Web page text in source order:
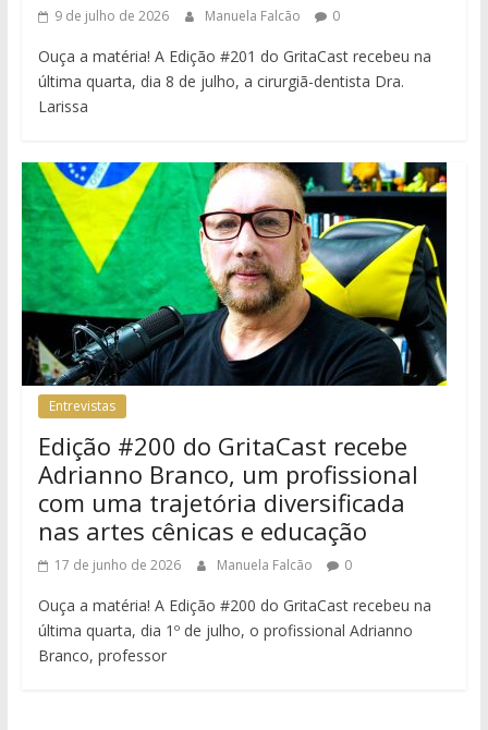
9 de julho de 2026 Manuela Falcão 0
Ouça a matéria! A Edição #201 do GritaCast recebeu na
última quarta, dia 8 de julho, a cirurgiã-dentista Dra.
Larissa
Entrevistas
Edição #200 do GritaCast recebe
Adrianno Branco, um profissional
com uma trajetória diversificada
nas artes cênicas e educação
17 de junho de 2026 Manuela Falcão 0
Ouça a matéria! A Edição #200 do GritaCast recebeu na
última quarta, dia 1º de julho, o profissional Adrianno
Branco, professor